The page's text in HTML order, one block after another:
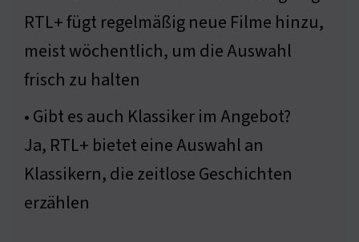
RTL+ fügt regelmäßig neue Filme hinzu,
meist wöchentlich, um die Auswahl
frisch zu halten
• Gibt es auch Klassiker im Angebot?
Ja, RTL+ bietet eine Auswahl an
Klassikern, die zeitlose Geschichten
erzählen